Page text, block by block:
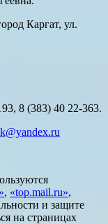
Каргат, ул.
8 (383) 40 22-363.
, «top.mail.ru»,
и защите
на страницах